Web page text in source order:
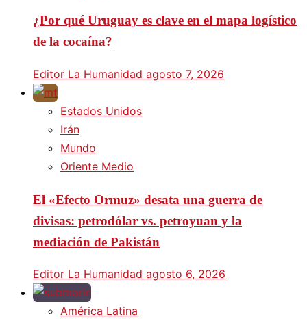
¿Por qué Uruguay es clave en el mapa logístico
de la cocaína?
Editor La Humanidad agosto 7, 2026
Estados Unidos
Irán
Mundo
Oriente Medio
El «Efecto Ormuz» desata una guerra de
divisas: petrodólar vs. petroyuan y la
mediación de Pakistán
Editor La Humanidad agosto 6, 2026
América Latina